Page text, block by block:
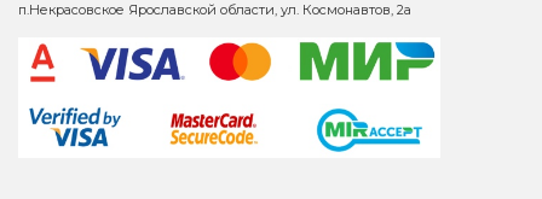
п.Некрасовское Ярославской области, ул. Космонавтов, 2а